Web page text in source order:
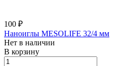
100 ₽
Наноиглы MESOLIFE 32/4 мм
Нет в наличии
В корзину